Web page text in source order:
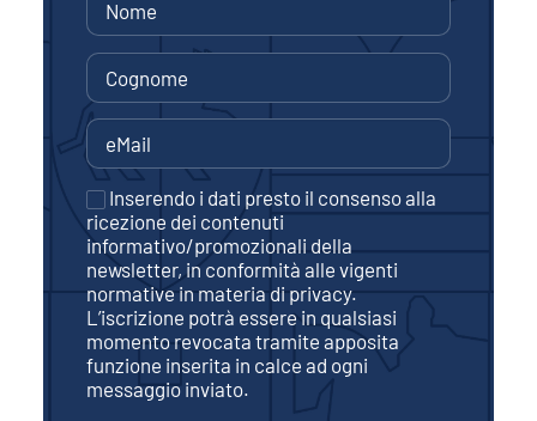
Inserendo i dati presto il consenso alla
ricezione dei contenuti
informativo/promozionali della
newsletter, in conformità alle vigenti
normative in materia di privacy.
L’iscrizione potrà essere in qualsiasi
momento revocata tramite apposita
funzione inserita in calce ad ogni
messaggio inviato.